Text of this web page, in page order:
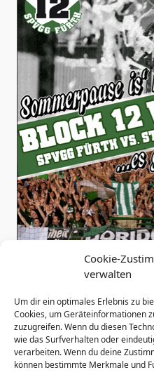
Cookie-
verwalten
Um dir ein optimales Erlebnis zu
Cookies, um Geräteinformationen
zuzugreifen. Wenn du diesen
wie das Surfverhalten oder
verarbeiten. Wenn du deine
können bestimmte Merkmale und
<span
class="nav-
PREVIOUS POST
Dauerkarten